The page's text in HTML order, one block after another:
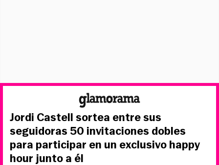
Jordi Castell sortea entre sus
seguidoras 50 invitaciones dobles
para participar en un exclusivo happy
hour junto a él